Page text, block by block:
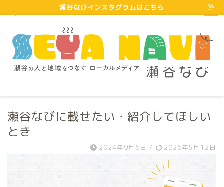
瀬谷なびインスタグラムはこちら
瀬谷なびに載せたい・紹介してほしい
とき
2024年9月6日 / 2026年5月12日